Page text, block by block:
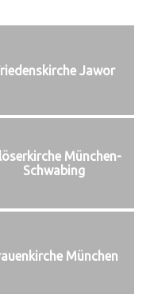
Jawor
München-
Schwabing
München